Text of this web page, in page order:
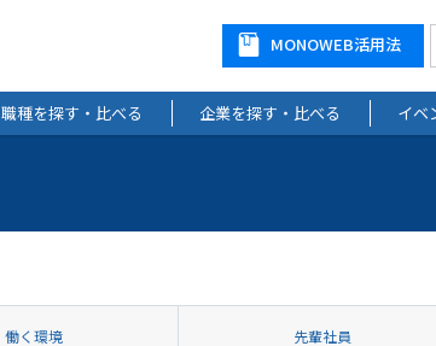
MONOWEB活用法
職種を探す・比べる 企業を探す・比べる イベ
働く環境 先輩社員